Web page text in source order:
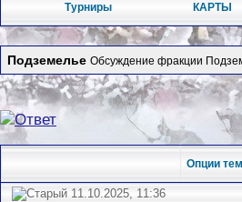
Турниры КАРТЫ
Подземелье Обсуждение фракции
Опции
11.10.2025, 11:36